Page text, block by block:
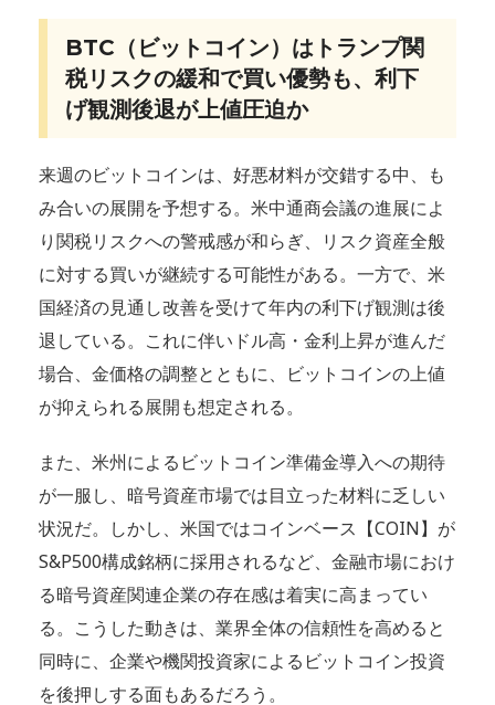
BTC（ビットコイン）はトランプ関
税リスクの緩和で買い優勢も、利下
げ観測後退が上値圧迫か
来週のビットコインは、好悪材料が交錯する中、も
み合いの展開を予想する。米中通商会議の進展によ
り関税リスクへの警戒感が和らぎ、リスク資産全般
に対する買いが継続する可能性がある。一方で、米
国経済の見通し改善を受けて年内の利下げ観測は後
退している。これに伴いドル高・金利上昇が進んだ
場合、金価格の調整とともに、ビットコインの上値
が抑えられる展開も想定される。
また、米州によるビットコイン準備金導入への期待
が一服し、暗号資産市場では目立った材料に乏しい
状況だ。しかし、米国ではコインベース【COIN】が
S&P500構成銘柄に採用されるなど、金融市場におけ
る暗号資産関連企業の存在感は着実に高まってい
る。こうした動きは、業界全体の信頼性を高めると
同時に、企業や機関投資家によるビットコイン投資
を後押しする面もあるだろう。